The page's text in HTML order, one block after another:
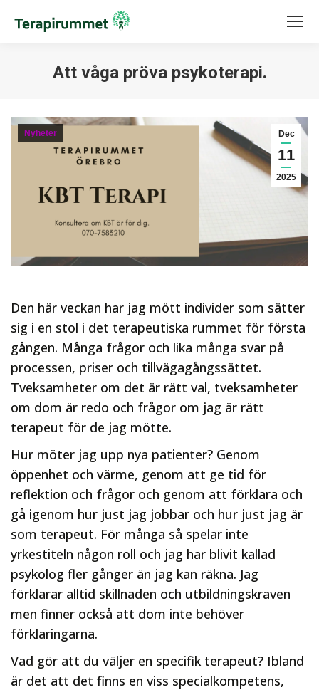
Att våga pröva psykoterapi.
Dec
11
2025
Nyheter
Den här veckan har jag mött individer som sätter
sig i en stol i det terapeutiska rummet för första
gången. Många frågor och lika många svar på
processen, priser och tillvägagångssättet.
Tveksamheter om det är rätt val, tveksamheter
om dom är redo och frågor om jag är rätt
terapeut för de jag mötte.
Hur möter jag upp nya patienter? Genom
öppenhet och värme, genom att ge tid för
reflektion och frågor och genom att förklara och
gå igenom hur just jag jobbar och hur just jag är
som terapeut. För många så spelar inte
yrkestiteln någon roll och jag har blivit kallad
psykolog fler gånger än jag kan räkna. Jag
förklarar alltid skillnaden och utbildningskraven
men finner också att dom inte behöver
förklaringarna.
Vad gör att du väljer en specifik terapeut? Ibland
är det att det finns en viss specialkompetens,